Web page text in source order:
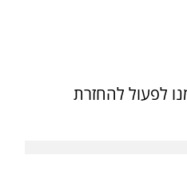
לפעול להחזרת